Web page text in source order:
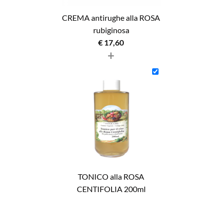
CREMA antirughe alla ROSA
rubiginosa
€ 17,60
+
TONICO alla ROSA
CENTIFOLIA 200ml